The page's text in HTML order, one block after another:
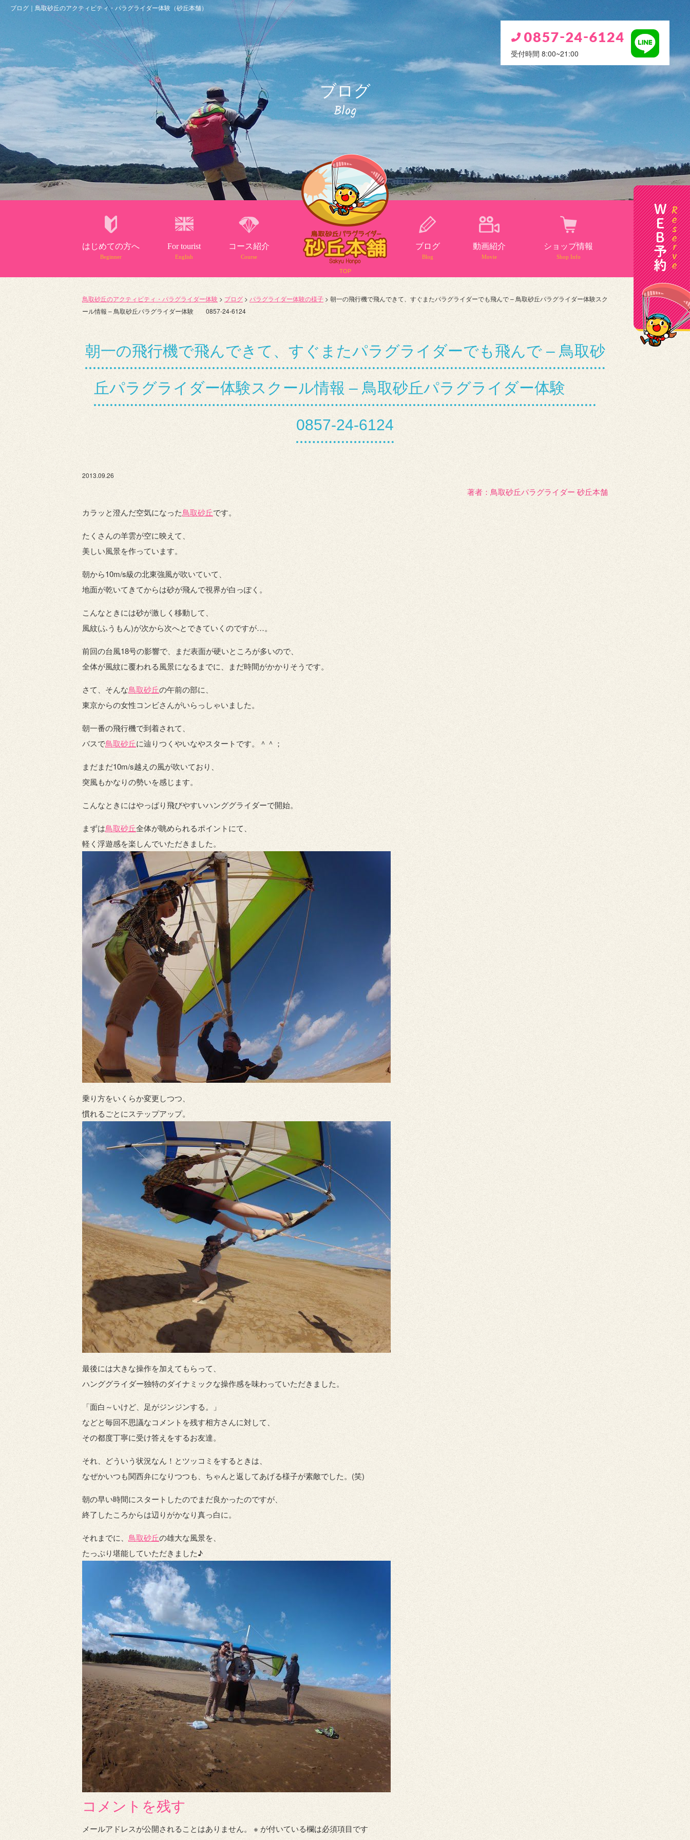
ブログ｜鳥取砂丘のアクティビティ・パラグライダー体験（砂丘本舗）
受付時間 8:00~21:00
ブログ
Blog
TOP
はじめての方へ
Beginner
For tourist
English
コース紹介
Course
ブログ
Blog
動画紹介
Movie
ショップ情報
Shop Info
鳥取砂丘のアクティビティ・パラグライダー体験 > ブログ > パラグライダー体験の様子 > 朝一の飛行機で飛んできて、すぐまたパラグライダーでも飛んで – 鳥取砂丘パラグライダー体験スク
ール情報 – 鳥取砂丘パラグライダー体験 0857-24-6124
朝一の飛行機で飛んできて、すぐまたパラグライダーでも飛んで – 鳥取砂
丘パラグライダー体験スクール情報 – 鳥取砂丘パラグライダー体験
0857-24-6124
2013.09.26
著者：️鳥取砂丘パラグライダー 砂丘本舗
カラッと澄んだ空気になった鳥取砂丘です。
たくさんの羊雲が空に映えて、
美しい風景を作っています。
朝から10m/s級の北東強風が吹いていて、
地面が乾いてきてからは砂が飛んで視界が白っぽく。
こんなときには砂が激しく移動して、
風紋(ふうもん)が次から次へとできていくのですが…。
前回の台風18号の影響で、まだ表面が硬いところが多いので、
全体が風紋に覆われる風景になるまでに、まだ時間がかかりそうです。
さて、そんな鳥取砂丘の午前の部に、
東京からの女性コンビさんがいらっしゃいました。
朝一番の飛行機で到着されて、
バスで鳥取砂丘に辿りつくやいなやスタートです。＾＾；
まだまだ10m/s越えの風が吹いており、
突風もかなりの勢いを感じます。
こんなときにはやっぱり飛びやすいハンググライダーで開始。
まずは鳥取砂丘全体が眺められるポイントにて、
軽く浮遊感を楽しんでいただきました。
乗り方をいくらか変更しつつ、
慣れるごとにステップアップ。
最後には大きな操作を加えてもらって、
ハンググライダー独特のダイナミックな操作感を味わっていただきました。
「面白～いけど、足がジンジンする。」
などと毎回不思議なコメントを残す相方さんに対して、
その都度丁寧に受け答えをするお友達。
それ、どういう状況なん！とツッコミをするときは、
なぜかいつも関西弁になりつつも、ちゃんと返してあげる様子が素敵でした。(笑)
朝の早い時間にスタートしたのでまだ良かったのですが、
終了したころからは辺りがかなり真っ白に。
それまでに、 鳥取砂丘の雄大な風景を、
たっぷり堪能していただきました♪
コメントを残す
メールアドレスが公開されることはありません。 ※ が付いている欄は必須項目です